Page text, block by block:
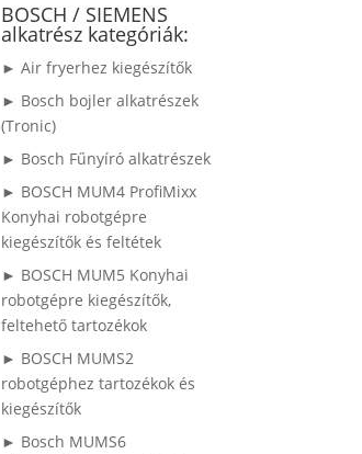
BOSCH / SIEMENS
alkatrész kategóriák:
► Air fryerhez kiegészítők
► Bosch bojler alkatrészek
(Tronic)
► Bosch Fűnyíró alkatrészek
► BOSCH MUM4 ProfiMixx
Konyhai robotgépre
kiegészítők és feltétek
► BOSCH MUM5 Konyhai
robotgépre kiegészítők,
feltehető tartozékok
► BOSCH MUMS2
robotgéphez tartozékok és
kiegészítők
► Bosch MUMS6